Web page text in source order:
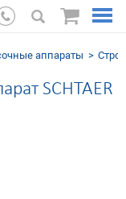
аппараты
SCHTAER